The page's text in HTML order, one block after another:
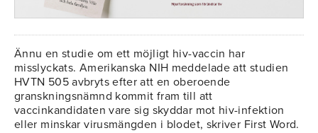
Ännu en studie om ett möjligt hiv-vaccin har
misslyckats. Amerikanska NIH meddelade att studien
HVTN 505 avbryts efter att en oberoende
granskningsnämnd kommit fram till att
vaccinkandidaten vare sig skyddar mot hiv-infektion
eller minskar virusmängden i blodet, skriver First Word.